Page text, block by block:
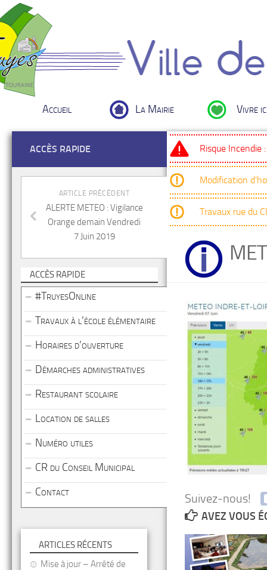
Accueil La Mairie Vivre
Risque Incendie
Modification
Travaux rue du
Suivez-nous!
AVEZ VOUS
ACCÈS RAPIDE
ARTICLE PRÉCÉDENT
ALERTE METEO : Vigilance
Orange demain Vendredi
7 Juin 2019
ACCÈS RAPIDE
#TruyesOnline
Travaux à l’école élémentaire
Horaires d’ouverture
Démarches administratives
Restaurant scolaire
Location de salles
Numéro utiles
CR du Conseil Municipal
Contact
ARTICLES RÉCENTS
Mise à jour – Arrêté de